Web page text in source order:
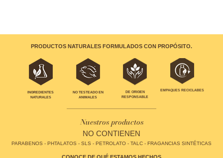
PRODUCTOS NATURALES FORMULADOS CON PROPÓSITO.
INGREDIENTES
NATURALES
NO TESTEADO EN
ANIMALES
DE ORIGEN
RESPONSABLE
EMPAQUES RECICLABES
Nuestros productos
NO CONTIENEN
PARABENOS - PHTALATOS - SLS - PETROLATO - TALC - FRAGANCIAS SINTÉTICAS